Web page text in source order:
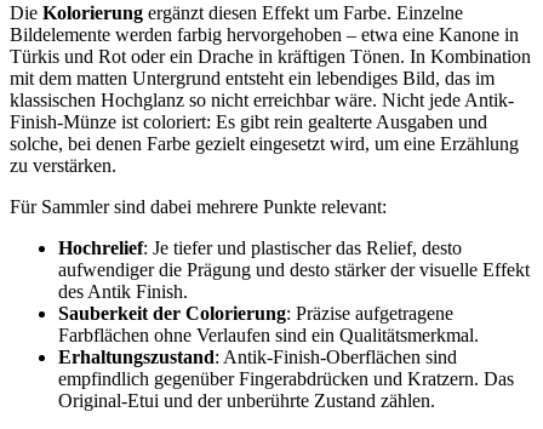
Die Kolorierung ergänzt diesen Effekt um Farbe. Einzelne
Bildelemente werden farbig hervorgehoben – etwa eine Kanone in
Türkis und Rot oder ein Drache in kräftigen Tönen. In Kombination
mit dem matten Untergrund entsteht ein lebendiges Bild, das im
klassischen Hochglanz so nicht erreichbar wäre. Nicht jede Antik-
Finish-Münze ist coloriert: Es gibt rein gealterte Ausgaben und
solche, bei denen Farbe gezielt eingesetzt wird, um eine Erzählung
zu verstärken.
Für Sammler sind dabei mehrere Punkte relevant:
Hochrelief: Je tiefer und plastischer das Relief, desto
aufwendiger die Prägung und desto stärker der visuelle Effekt
des Antik Finish.
Sauberkeit der Colorierung: Präzise aufgetragene
Farbflächen ohne Verlaufen sind ein Qualitätsmerkmal.
Erhaltungszustand: Antik-Finish-Oberflächen sind
empfindlich gegenüber Fingerabdrücken und Kratzern. Das
Original-Etui und der unberührte Zustand zählen.